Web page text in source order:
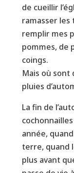
de cueillir
ramasser les
remplir mes
pommes, de
coings.
Mais où sont
pluies
La fin de
année,
terre, quand
plus avant